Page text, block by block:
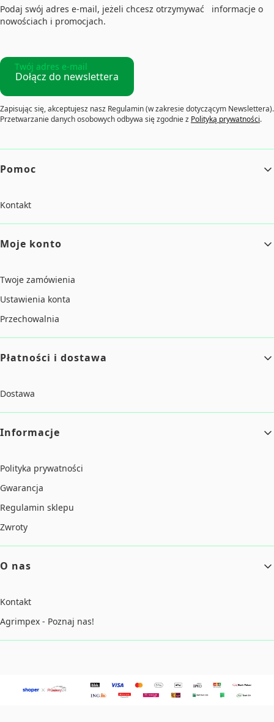
Podaj swój adres e-mail, jeżeli chcesz otrzymywać informacje o
nowościach i promocjach.
Twój adres e-mail
Dołącz do newslettera
Zapisując się, akceptujesz nasz Regulamin (w zakresie dotyczącym Newslettera).
Przetwarzanie danych osobowych odbywa się zgodnie z Polityką prywatności.
Linki w stopce
Pomoc
Kontakt
Moje konto
Twoje zamówienia
Ustawienia konta
Przechowalnia
Płatności i dostawa
Dostawa
Informacje
Polityka prywatności
Gwarancja
Regulamin sklepu
Zwroty
O nas
Kontakt
Agrimpex - Poznaj nas!